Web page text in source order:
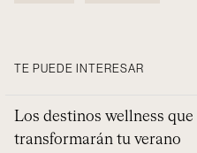
TE PUEDE INTERESAR
Los destinos wellness que
transformarán tu verano